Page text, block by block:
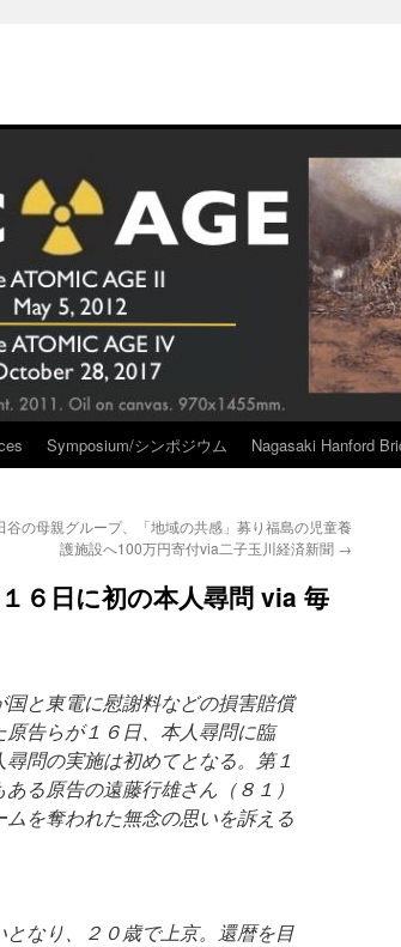
Symposium/シンポジウム Nagasaki Hanford
谷の母親グループ、「地域の共感」募り福島の児童養
護施設へ100万円寄付via二子玉川経済新聞 →
６日に初の本人尋問 via 毎
と東電に慰謝料などの損害賠償
告らが１６日、本人尋問に臨
問の実施は初めてとなる。第１
る原告の遠藤行雄さん（８１）
を奪われた無念の思いを訴える
なり、２０歳で上京。還暦を目